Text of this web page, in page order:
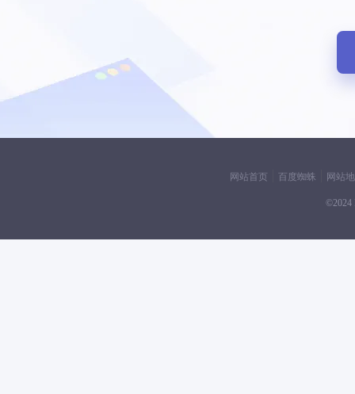
网站首页 百度蜘蛛 网站
©2024